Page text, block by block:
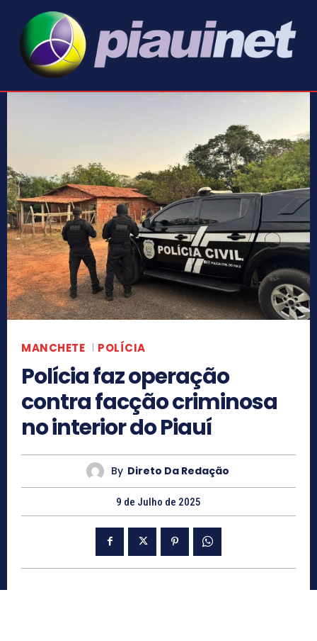
MANCHETE POLÍCIA
Polícia faz operação
contra facção criminosa
no interior do Piauí
By Direto Da Redação
9 de Julho de 2025